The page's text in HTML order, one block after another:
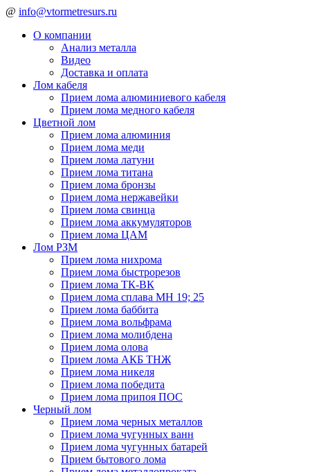
@ info@vtormetresurs.ru
О компании
Анализ металла
Видео
Доставка и оплата
Лом кабеля
Прием лома алюминиевого кабеля
Прием лома медного кабеля
Цветной лом
Прием лома алюминия
Прием лома меди
Прием лома латуни
Прием лома титана
Прием лома бронзы
Прием лома нержавейки
Прием лома свинца
Прием лома аккумуляторов
Прием лома ЦАМ
Лом РЗМ
Прием лома нихрома
Прием лома быстрорезов
Прием лома ТК-ВК
Прием лома сплава МН 19; 25
Прием лома баббита
Прием лома вольфрама
Прием лома молибдена
Прием лома олова
Прием лома АКБ ТНЖ
Прием лома никеля
Прием лома победита
Прием лома припоя ПОС
Черный лом
Прием лома черных металлов
Прием лома чугунных ванн
Прием лома чугунных батарей
Прием бытового лома